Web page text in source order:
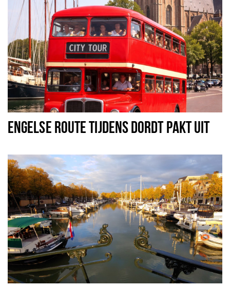
ENGELSE ROUTE TIJDENS DORDT PAKT UIT